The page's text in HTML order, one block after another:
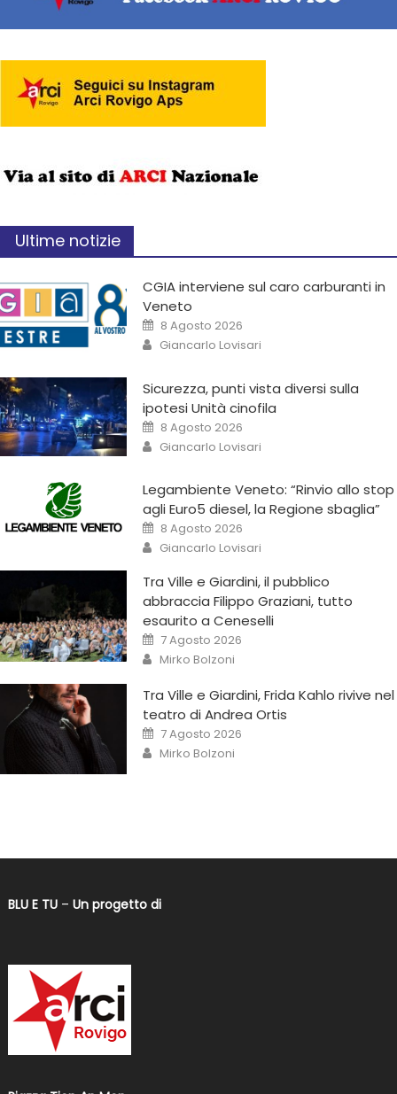
Ultime notizie
CGIA interviene sul caro carburanti in
Veneto
8 Agosto 2026
Giancarlo Lovisari
Sicurezza, punti vista diversi sulla
ipotesi Unità cinofila
8 Agosto 2026
Giancarlo Lovisari
Legambiente Veneto: “Rinvio allo stop
agli Euro5 diesel, la Regione sbaglia”
8 Agosto 2026
Giancarlo Lovisari
Tra Ville e Giardini, il pubblico
abbraccia Filippo Graziani, tutto
esaurito a Ceneselli
7 Agosto 2026
Mirko Bolzoni
Tra Ville e Giardini, Frida Kahlo rivive nel
teatro di Andrea Ortis
7 Agosto 2026
Mirko Bolzoni
BLU E TU– Un progetto di